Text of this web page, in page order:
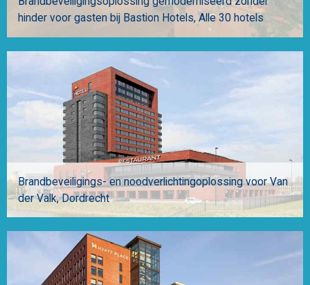
hinder voor gasten bij Bastion Hotels Alle 30 hotels
Brandbeveiligings- en noodverlichtingoplossing voor Van
der Valk Dordrecht